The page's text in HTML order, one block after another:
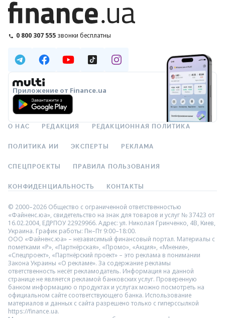
0 800 307 555 звонки бесплатны
Приложение от Finance.ua
О НАС РЕДАКЦИЯ РЕДАКЦИОННАЯ ПОЛИТИКА
ПОЛИТИКА ИИ ЭКСПЕРТЫ РЕКЛАМА
СПЕЦПРОЕКТЫ ПРАВИЛА ПОЛЬЗОВАНИЯ
КОНФИДЕНЦИАЛЬНОСТЬ КОНТАКТЫ
© 2000–2026 Общество с ограниченной ответственностью
«Файненс.юа», свидетельство на знак для товаров и услуг № 37423 от
16.02.2004, ЕДРПОУ 22929966. Адрес: ул. Николая Гринченко, 4В, Киев,
Украина. График работы: Пн–Пт 9:00–18:00.
ООО «Файненс.юа» – независимый финансовый портал. Материалы с
пометками «Р», «Партнёрская», «Промо», «Акция», «Мнение»,
«Спецпроект», «Партнёрский проект» – это реклама в понимании
Закона Украины «О рекламе». За содержание рекламы
ответственность несёт рекламодатель. Информация на данной
странице не является рекламой банковских услуг. Проверенную
банком информацию о продуктах и услугах можно посмотреть на
официальном сайте соответствующего банка. Использование
материалов и данных с сайта разрешено только с гиперссылкой
https://finance.ua.